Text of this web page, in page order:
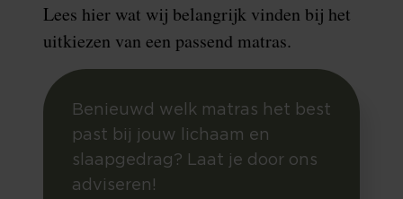
Lees hier wat wij belangrijk vinden bij het
uitkiezen van een passend matras.
Benieuwd welk matras het best
past bij jouw lichaam en
slaapgedrag? Laat je door ons
adviseren!